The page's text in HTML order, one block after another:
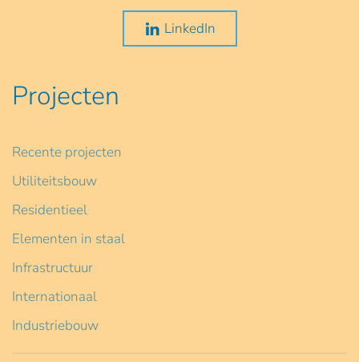
LinkedIn
Projecten
Recente projecten
Utiliteitsbouw
Residentieel
Elementen in staal
Infrastructuur
Internationaal
Industriebouw